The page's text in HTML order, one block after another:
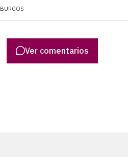
BURGOS
Ver comentarios